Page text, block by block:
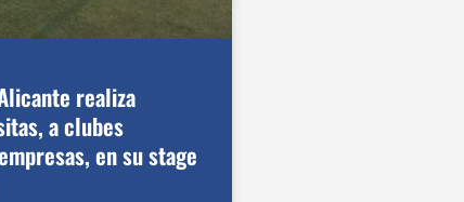
realiza
a clubes
en su stage